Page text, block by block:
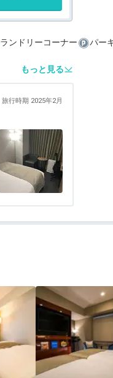
ランドリーコーナー
パー
もっと見る
旅行時期 2025年2月